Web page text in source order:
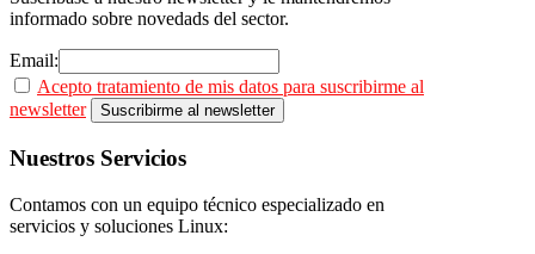
informado sobre novedads del sector.
Email:
Acepto tratamiento de mis datos para suscribirme al
newsletter
Nuestros Servicios
Contamos con un equipo técnico especializado en
servicios y soluciones Linux: